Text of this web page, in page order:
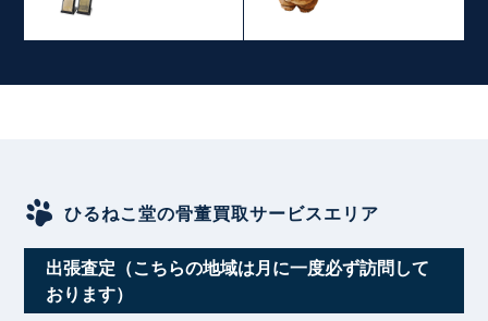
ひるねこ堂の骨董買取サービスエリア
出張査定（こちらの地域は月に一度必ず訪問して
おります）